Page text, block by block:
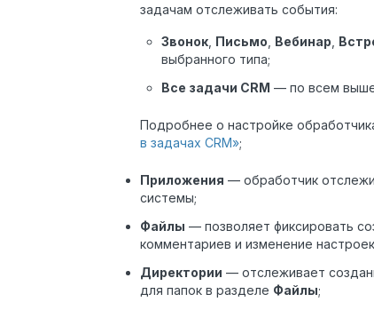
задачам отслеживать события:
Звонок Письмо Вебинар
выбранного типа;
Все задачи CRM — по всем выше
Подробнее о настройке
в задачах CRM»;
Приложения — обработчик
системы;
Файлы — позволяет фиксировать
комментариев и изменение
Директории — отслеживает
для папок в разделе Файлы;